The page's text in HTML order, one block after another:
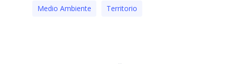
Medio Ambiente Territorio